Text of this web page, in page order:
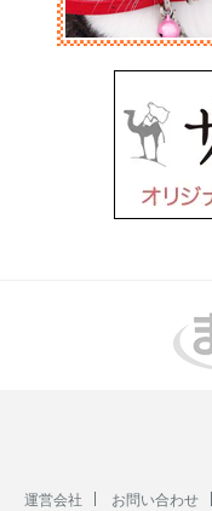
運営会社 お問い合わせ